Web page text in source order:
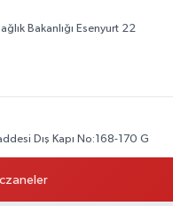
Bakanlığı Esenyurt 22
Dış Kapı No:168-170 G